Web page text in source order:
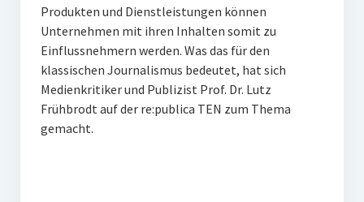
Produkten und Dienstleistungen können
Unternehmen mit ihren Inhalten somit zu
Einflussnehmern werden. Was das für den
klassischen Journalismus bedeutet, hat sich
Medienkritiker und Publizist Prof. Dr. Lutz
Frühbrodt auf der re:publica TEN zum Thema
gemacht.